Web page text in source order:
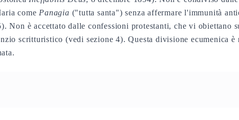
come Panagia ("tutta santa") senza affermare l'immunità
Non è accettato dalle confessioni protestanti, che vi obiettano
scritturistico (vedi sezione 4). Questa divisione ecumenica è